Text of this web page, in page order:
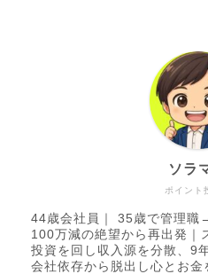
ポイント
ソラ
44歳会社員｜ 35歳で管理職
100万減の絶望から再出発｜
投資を回し収入源を分散、9
会社依存から脱出し心とお